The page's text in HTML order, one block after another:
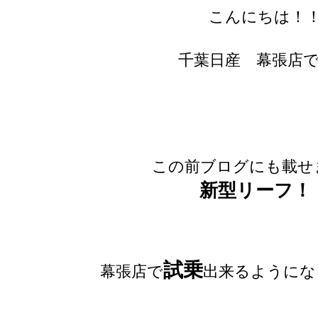
こんにちは！
千葉日産 幕張店
この前ブログにも載
新型リーフ！
幕張店で試乗出来るように